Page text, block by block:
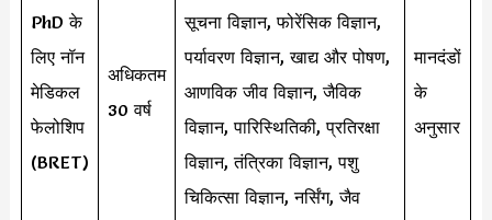
PhD के
लिए नॉन
मेडिकल
फेलोशिप
(BRET)
अधिकतम
30 वर्ष
सूचना विज्ञान, फोरेंसिक विज्ञान,
पर्यावरण विज्ञान, खाद्य और पोषण,
आणविक जीव विज्ञान, जैविक
विज्ञान, पारिस्थितिकी, प्रतिरक्षा
विज्ञान, तंत्रिका विज्ञान, पशु
चिकित्सा विज्ञान, नर्सिंग, जैव
मानदंडों
के
अनुसार